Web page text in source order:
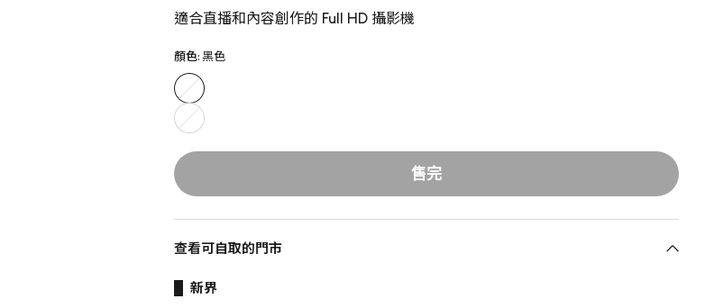
適合直播和內容創作的 Full HD 攝影機
顏色: 黑色
黑
色
白
色
售完
查看可自取的門市
新界